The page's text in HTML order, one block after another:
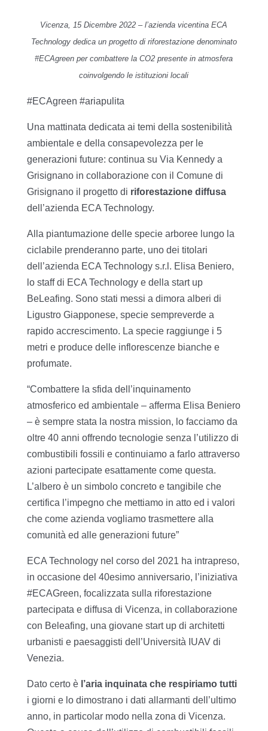
Vicenza, 15 Dicembre 2022 – l’azienda vicentina ECA
Technology dedica un progetto di riforestazione denominato
#ECAgreen per combattere la CO2 presente in atmosfera
coinvolgendo le istituzioni locali
#ECAgreen #ariapulita
Una mattinata dedicata ai temi della sostenibilità
ambientale e della consapevolezza per le
generazioni future: continua su Via Kennedy a
Grisignano in collaborazione con il Comune di
Grisignano il progetto di riforestazione diffusa
dell’azienda ECA Technology.
Alla piantumazione delle specie arboree lungo la
ciclabile prenderanno parte, uno dei titolari
dell’azienda ECA Technology s.r.l. Elisa Beniero,
lo staff di ECA Technology e della start up
BeLeafing. Sono stati messi a dimora alberi di
Ligustro Giapponese, specie sempreverde a
rapido accrescimento. La specie raggiunge i 5
metri e produce delle inflorescenze bianche e
profumate.
“Combattere la sfida dell’inquinamento
atmosferico ed ambientale – afferma Elisa Beniero
– è sempre stata la nostra mission, lo facciamo da
oltre 40 anni offrendo tecnologie senza l’utilizzo di
combustibili fossili e continuiamo a farlo attraverso
azioni partecipate esattamente come questa.
L’albero è un simbolo concreto e tangibile che
certifica l’impegno che mettiamo in atto ed i valori
che come azienda vogliamo trasmettere alla
comunità ed alle generazioni future”
ECA Technology nel corso del 2021 ha intrapreso,
in occasione del 40esimo anniversario, l’iniziativa
#ECAGreen, focalizzata sulla riforestazione
partecipata e diffusa di Vicenza, in collaborazione
con Beleafing, una giovane start up di architetti
urbanisti e paesaggisti dell’Università IUAV di
Venezia.
Dato certo è l’aria inquinata che respiriamo tutti
i giorni e lo dimostrano i dati allarmanti dell’ultimo
anno, in particolar modo nella zona di Vicenza.